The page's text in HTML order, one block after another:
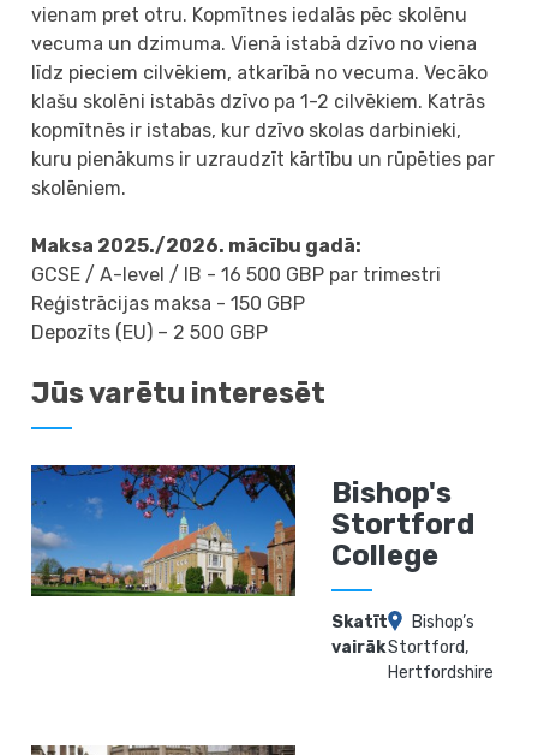
vienam pret otru. Kopmītnes iedalās pēc skolēnu
vecuma un dzimuma. Vienā istabā dzīvo no viena
līdz pieciem cilvēkiem, atkarībā no vecuma. Vecāko
klašu skolēni istabās dzīvo pa 1-2 cilvēkiem. Katrās
kopmītnēs ir istabas, kur dzīvo skolas darbinieki,
kuru pienākums ir uzraudzīt kārtību un rūpēties par
skolēniem.
Maksa 2025./2026. mācību gadā:
GCSE / A-level / IB - 16 500 GBP par trimestri
Reģistrācijas maksa - 150 GBP
Depozīts (EU) – 2 500 GBP
Jūs varētu interesēt
Bishop's
Stortford
College
Skatīt
vairāk
Bishop’s
Stortford,
Hertfordshire